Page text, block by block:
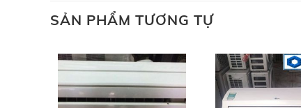
SẢN PHẨM TƯƠNG TỰ